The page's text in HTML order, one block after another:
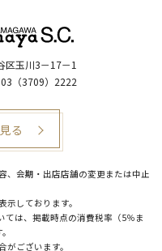
区玉川3－17－1
03（3709）2222
る
、会期・出店店舗の変更または中止
示しております。
ては、掲載時点の消費税率（5％ま
がございます。